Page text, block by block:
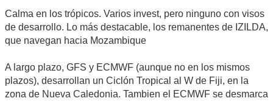
Calma en los trópicos. Varios invest, pero ninguno con visos
de desarrollo. Lo más destacable, los remanentes de IZILDA,
que navegan hacia Mozambique
A largo plazo, GFS y ECMWF (aunque no en los mismos
plazos), desarrollan un Ciclón Tropical al W de Fiji, en la
zona de Nueva Caledonia. Tambien el ECMWF se desmarca